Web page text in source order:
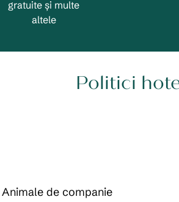
gratuite și multe
altele
Politici
Animale de companie